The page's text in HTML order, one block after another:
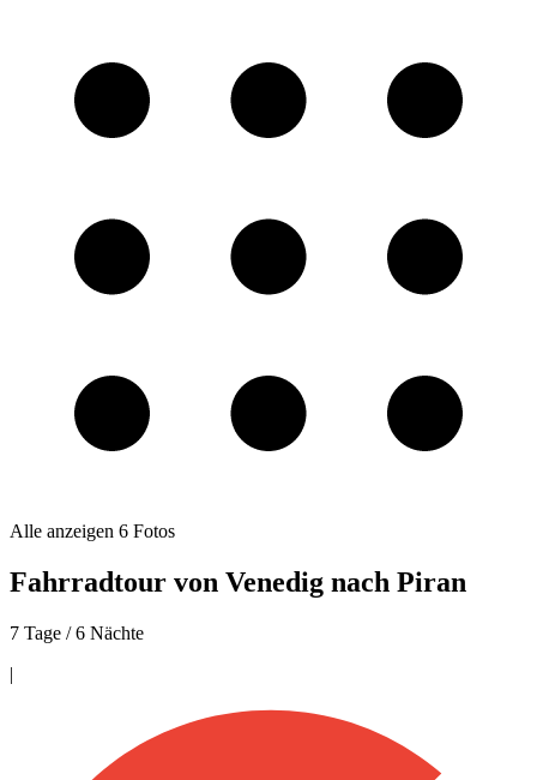
Alle anzeigen 6 Fotos
Fahrradtour von Venedig nach Piran
7 Tage / 6 Nächte
|